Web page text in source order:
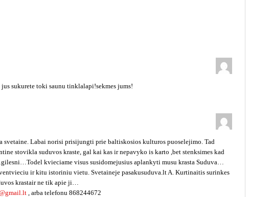
sukurete toki saunu tinklalapi!sekmes jums!
svetaine. Labai norisi prisijungti prie baltiskosios kulturos puoselejimo. Tad
stovikla suduvos kraste, gal kai kas ir nepavyko is karto ,bet stenksimes kad
kvieciame visus susidomejusius aplankyti musu krasta Suduva…
ir kitu istoriniu vietu. Svetaineje pasakusuduva.lt A. Kurtinaitis surinkes
krastair ne tik apie ji…
, arba telefonu 868244672